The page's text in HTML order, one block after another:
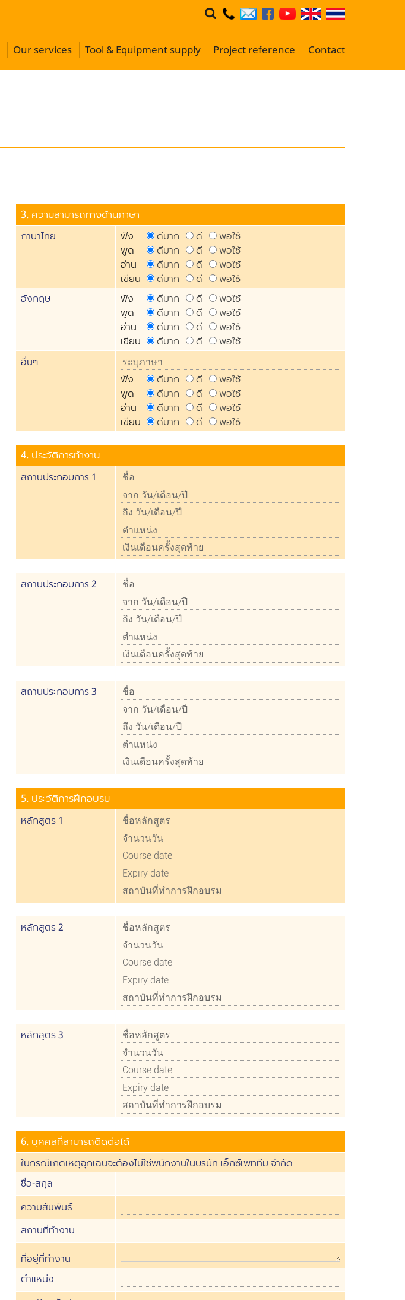
Our services Tool & Equipment supply Project reference Contact
3. ความสามารถทางด้านภาษา
ภาษาไทย ฟัง ดีมาก ดี พอใช้
พูด ดีมาก ดี พอใช้
อ่าน ดีมาก ดี พอใช้
เขียน ดีมาก ดี
พอใช้
อังกฤษ
ฟัง ดีมาก ดี พอใช้
พูด ดีมาก ดี พอใช้
อ่าน ดีมาก ดี พอใช้
เขียน ดีมาก ดี
พอใช้
อื่นๆ
ฟัง ดีมาก ดี พอใช้
พูด ดีมาก ดี พอใช้
อ่าน ดีมาก ดี พอใช้
เขียน ดีมาก ดี พอใช้
4. ประวัติการทำงาน
สถานประกอบการ 1
สถานประกอบการ 2
สถานประกอบการ 3
5. ประวัติการฝึกอบรม
หลักสูตร 1
หลักสูตร 2
หลักสูตร 3
6. บุคคลที่สามารถติดต่อได้
ในกรณีเกิดเหตุฉุกเฉินจะต้องไม่ใช่พนักงานในบริษัท เอ็กซ์เพิททีม จำกัด
ชื่อ-สกุล
ความสัมพันธ์
สถานที่ทำงาน
ที่อยู่ที่ทำงาน
ตำแหน่ง